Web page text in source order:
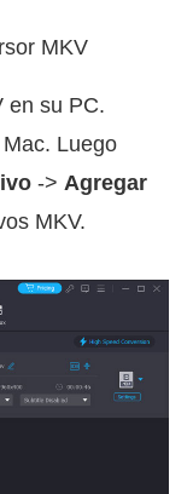
MKV
en su PC.
Luego
-> Agregar
MKV.